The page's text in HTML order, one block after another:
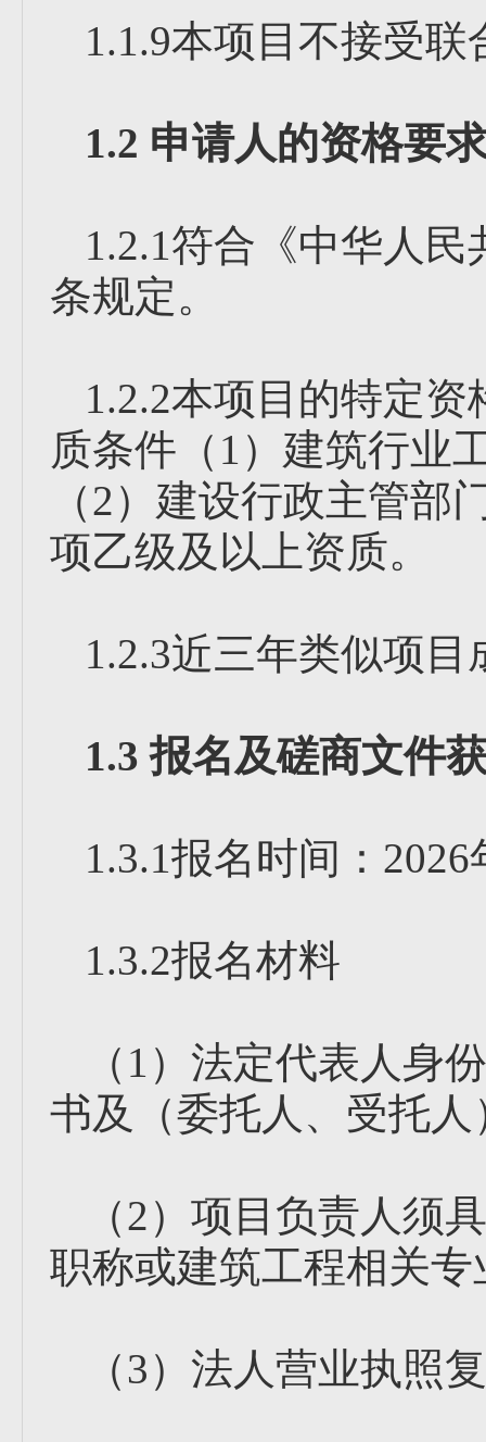
1.1.9本项目不接受联
1.2 申请人的资格要
1.2.1符合《中华人
条规定。
1.2.2本项目的特定
质条件（1）建筑行业
（2）建设行政主管部
项乙级及以上资质。
1.2.3近三年类似项
1.3 报名及磋商文件
1.3.1报名时间：
1.3.2报名材料
（1）法定代表人身
书及（委托人、受托
（2）项目负责人须
职称或建筑工程相关
（3）法人营业执照